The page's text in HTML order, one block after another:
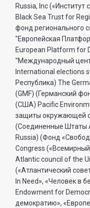
Russia, Inc
Black Sea Trust for
фонд регионального
"Европейская
European Platform for
"Международный
International elections
Республика) The
(GMF) (Германский
(США) Pacific
защиты окружающей
(Соединенные Штаты
Russia) (Фонд
Congress
Atlantic council of the
(«Атлантический
In Need», «Человек в
Endowment for
демократию»,